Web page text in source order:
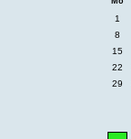
1
8
15
22
29